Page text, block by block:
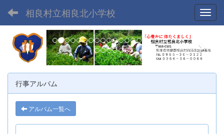
相良村立相良北小学校
p
r
e
v
i
o
u
e
x
t
行事アルバム
アルバム一覧へ